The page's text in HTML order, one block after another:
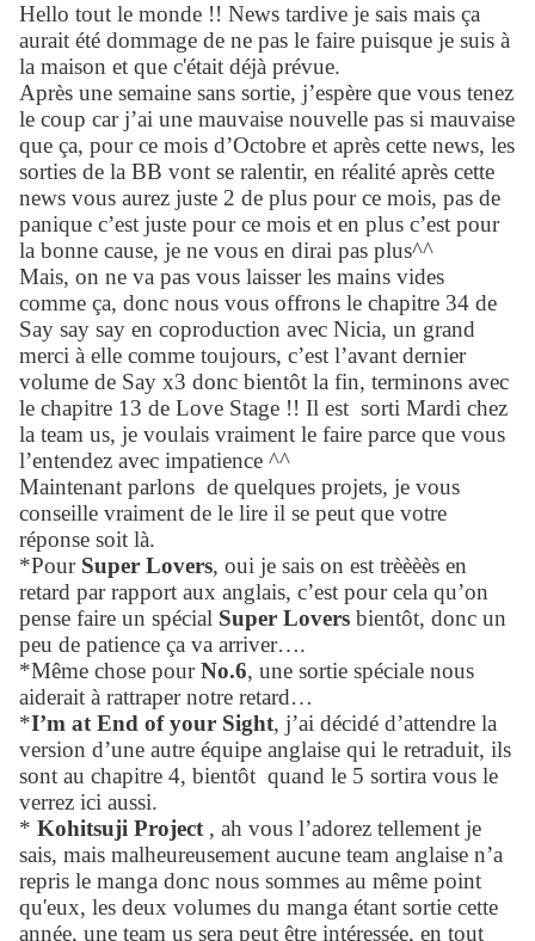
Hello tout le monde !! News tardive je sais mais ça
aurait été dommage de ne pas le faire puisque je suis à
la maison et que c'était déjà prévue.
Après une semaine sans sortie, j’espère que vous tenez
le coup car j’ai une mauvaise nouvelle pas si mauvaise
que ça, pour ce mois d’Octobre et après cette news, les
sorties de la BB vont se ralentir, en réalité après cette
news vous aurez juste 2 de plus pour ce mois, pas de
panique c’est juste pour ce mois et en plus c’est pour
la bonne cause, je ne vous en dirai pas plus^^
Mais, on ne va pas vous laisser les mains vides
comme ça, donc nous vous offrons le chapitre 34 de
Say say say en coproduction avec Nicia, un grand
merci à elle comme toujours, c’est l’avant dernier
volume de Say x3 donc bientôt la fin, terminons avec
le chapitre 13 de Love Stage !! Il est sorti Mardi chez
la team us, je voulais vraiment le faire parce que vous
l’entendez avec impatience ^^
Maintenant parlons de quelques projets, je vous
conseille vraiment de le lire il se peut que votre
réponse soit là.
*Pour Super Lovers, oui je sais on est trèèèès en
retard par rapport aux anglais, c’est pour cela qu’on
pense faire un spécial Super Lovers bientôt, donc un
peu de patience ça va arriver….
*Même chose pourNo.6, une sortie spéciale nous
aiderait à rattraper notre retard…
*I’m at End of your Sight, j’ai décidé d’attendre la
version d’une autre équipe anglaise qui le retraduit, ils
sont au chapitre 4, bientôt quand le 5 sortira vous le
verrez ici aussi.
* Kohitsuji Project , ah vous l’adorez tellement je
sais, mais malheureusement aucune team anglaise n’a
repris le manga donc nous sommes au même point
qu'eux, les deux volumes du manga étant sortie cette
année, une team us sera peut être intéressée, en tout